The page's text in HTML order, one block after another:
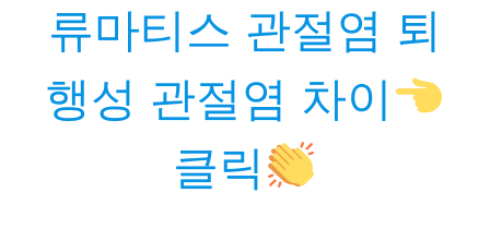
류마티스 관절염 퇴
행성 관절염 차이
클릭